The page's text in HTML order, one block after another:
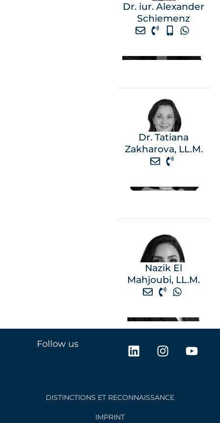
Dr. iur. Alexander
Schiemenz
Dr. Tatiana
Zakharova, LL.M.
Nazik El
Mahjoubi, LL.M.
Follow us
L
i
e
I
n
a
Y
o
DISTINCTIONS ET RECONNAISSANCE
IMPRINT